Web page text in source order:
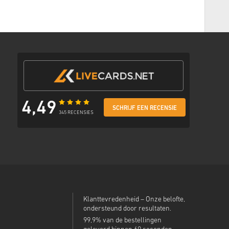
4,49 345 RECENSIES
SCHRIJF EEN RECENSIE
Klanttevredenheid – Onze belofte,
ondersteund door resultaten.
99,9% van de bestellingen